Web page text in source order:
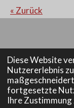
Diese Website
Nutzererlebnis
fortgesetzte
Ihre
« Zurück
©